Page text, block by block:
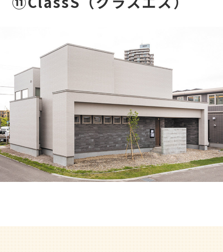
お知らせ
収納コラム
マイホームセンターとは
住宅購入までの流れ（ご検討始めの方）
住宅メーカーから探す